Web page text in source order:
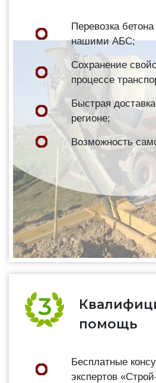
Перевозка
нашими АБС;
Сохранение
процессе
Быстрая
регионе;
Возможность
помощь
Бесплатные
экспертов